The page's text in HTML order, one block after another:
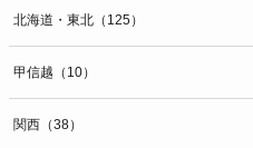
北海道・東北（125）
甲信越（10）
関西（38）